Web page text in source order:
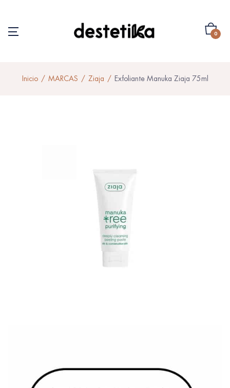
0
Inicio MARCAS Ziaja Exfoliante Manuka Ziaja 75ml